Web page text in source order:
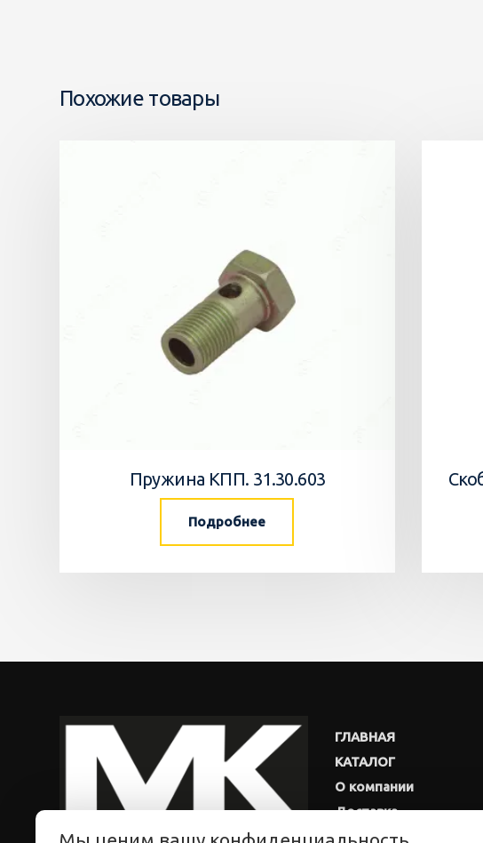
Похожие товары
Пружина КПП. 31.30.603
Подробнее
ГЛАВНАЯ
КАТАЛОГ
О компании
Доставка
Новости